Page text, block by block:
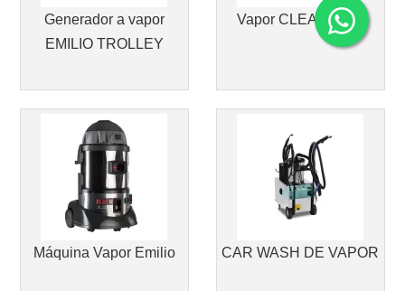
Generador a vapor
EMILIO TROLLEY
Vapor CLEAN 3000
Máquina Vapor Emilio CAR WASH DE VAPOR